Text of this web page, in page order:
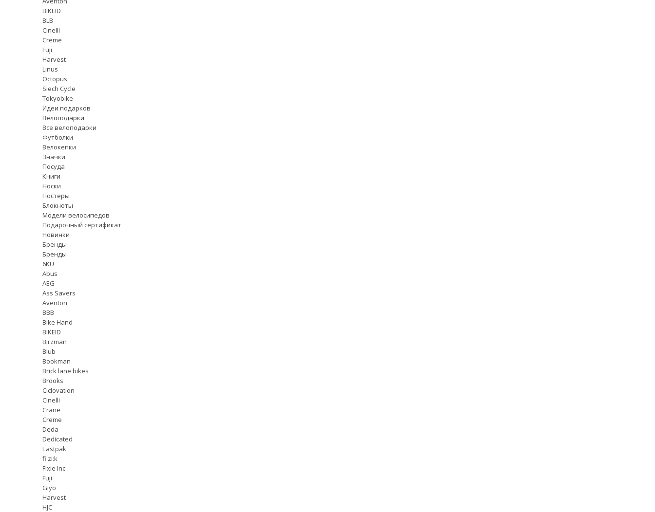
BIKEID
BLB
Cinelli
Creme
Fuji
Harvest
Linus
Octopus
Siech Cycle
Tokyobike
Идеи подарков
Велоподарки
Все велоподарки
Футболки
Велокепки
Значки
Посуда
Книги
Носки
Постеры
Блокноты
Модели велосипедов
Подарочный сертификат
Новинки
Бренды
Бренды
6KU
Abus
AEG
Ass Savers
Aventon
BBB
Bike Hand
BIKEID
Birzman
Blub
Bookman
Brick lane bikes
Brooks
Ciclovation
Cinelli
Crane
Creme
Deda
Dedicated
Eastpak
fi'zi:k
Fixie Inc.
Fuji
Giyo
Harvest
HJC